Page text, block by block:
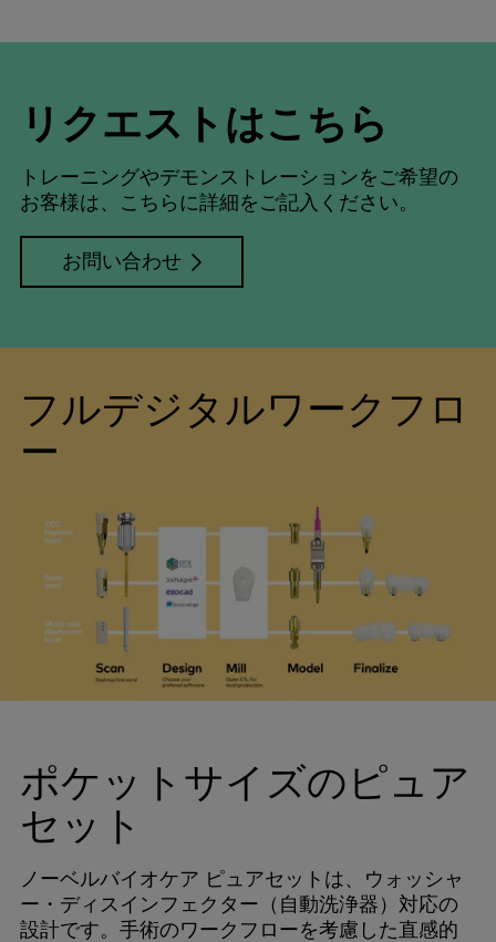
リクエストはこちら
トレーニングやデモンストレーションをご希望の
お客様は、こちらに詳細をご記入ください。
お問い合わせ
フルデジタルワークフロ
ー
ポケットサイズのピュア
セット
ノーベルバイオケア ピュアセットは、ウォッシャ
ー・ディスインフェクター（自動洗浄器）対応の
設計です。手術のワークフローを考慮した直感的